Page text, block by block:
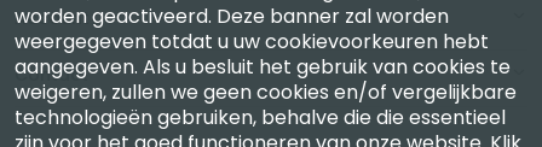
Account
Contact
worden geactiveerd. Deze banner zal worden
weergegeven totdat u uw cookievoorkeuren hebt
aangegeven. Als u besluit het gebruik van cookies te
weigeren, zullen we geen cookies en/of vergelijkbare
technologieën gebruiken, behalve die die essentieel